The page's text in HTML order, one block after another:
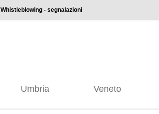
Whistleblowing - segnalazioni
Umbria Veneto